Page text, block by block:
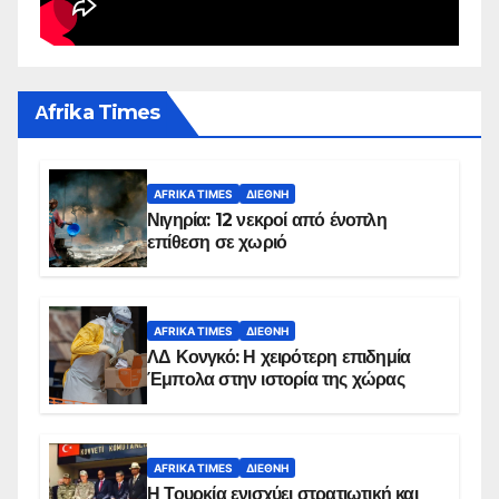
Αfrika Times
AFRIKA TIMES ΔΙΕΘΝΉ
Νιγηρία: 12 νεκροί από ένοπλη
επίθεση σε χωριό
AFRIKA TIMES ΔΙΕΘΝΉ
ΛΔ Κονγκό: Η χειρότερη επιδημία
Έμπολα στην ιστορία της χώρας
AFRIKA TIMES ΔΙΕΘΝΉ
Η Τουρκία ενισχύει στρατιωτική και